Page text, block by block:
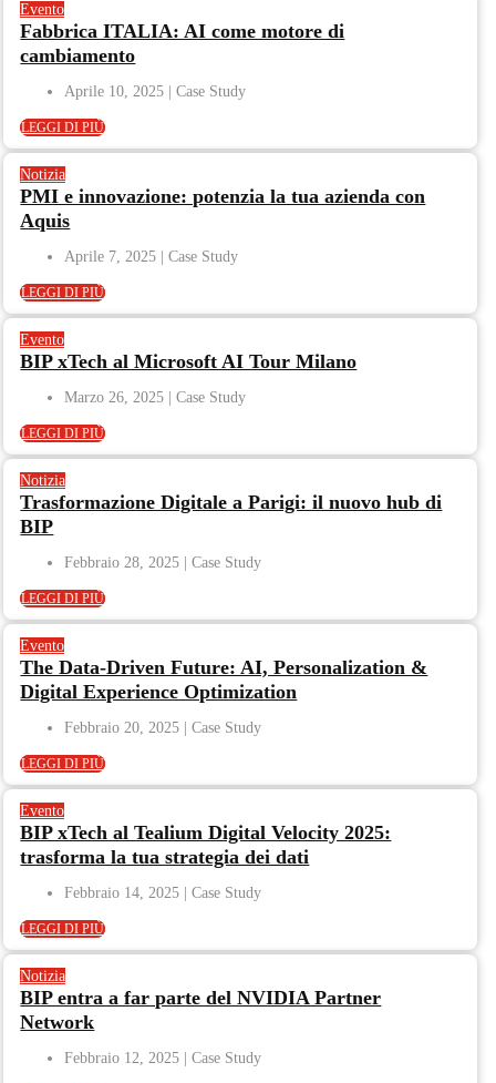
Evento
Fabbrica ITALIA: AI come motore di
cambiamento
Aprile 10, 2025
LEGGI DI PIÙ
Notizia
PMI e innovazione: potenzia la tua azienda con
Aquis
Aprile 7, 2025
LEGGI DI PIÙ
Evento
BIP xTech al Microsoft AI Tour Milano
Marzo 26, 2025
LEGGI DI PIÙ
Notizia
Trasformazione Digitale a Parigi: il nuovo hub di
BIP
Febbraio 28, 2025
LEGGI DI PIÙ
Evento
The Data-Driven Future: AI, Personalization &
Digital Experience Optimization
Febbraio 20, 2025
LEGGI DI PIÙ
Evento
BIP xTech al Tealium Digital Velocity 2025:
trasforma la tua strategia dei dati
Febbraio 14, 2025
LEGGI DI PIÙ
Notizia
BIP entra a far parte del NVIDIA Partner
Network
Febbraio 12, 2025